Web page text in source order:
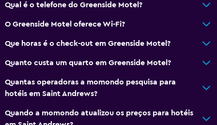
Vista do jardim
Piso de madeira ou parquet
Sofá
Banheiro
Chuveiro
Qual é o telefone do Greenside Motel?
O Greenside Motel oferece Wi-Fi?
Que horas é o check-out em Greenside Motel?
Quanto custa um quarto em Greenside Motel?
Quantas operadoras a momondo pesquisa para
hotéis em Saint Andrews?
Quando a momondo atualizou os preços para hotéis